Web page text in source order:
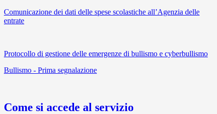
Comunicazione dei dati delle spese scolastiche all’Agenzia delle
entrate
Protocollo di gestione delle emergenze di bullismo e cyberbullismo
Bullismo - Prima segnalazione
Come si accede al servizio